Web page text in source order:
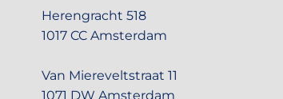
Herengracht 518
1017 CC Amsterdam
Van Miereveltstraat 11
1071 DW Amsterdam